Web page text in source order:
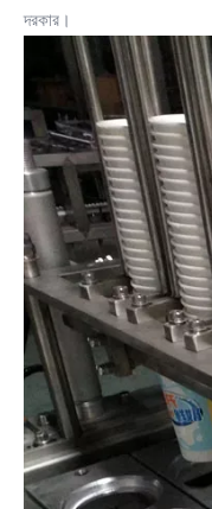
দরকার।